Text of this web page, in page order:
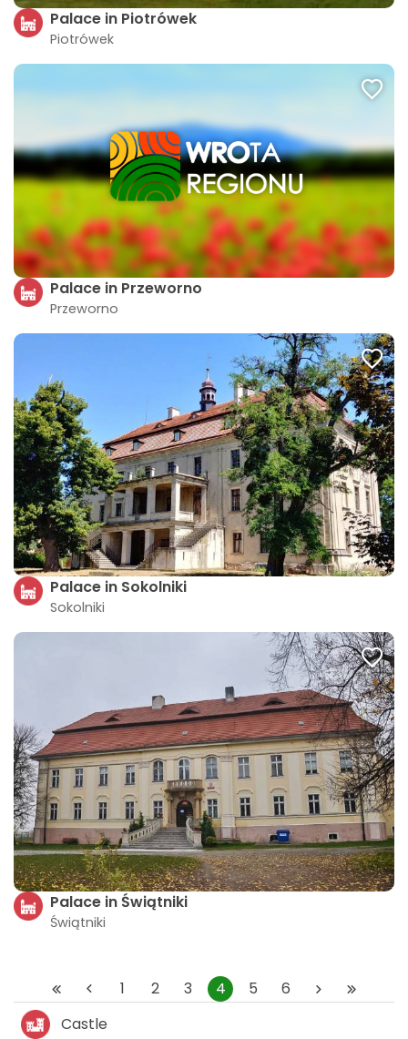
Palace in Piotrówek
Piotrówek
Palace in Przeworno
Przeworno
Palace in Sokolniki
Sokolniki
Palace in Świątniki
Świątniki
1 2 3 4 5
6
Castle